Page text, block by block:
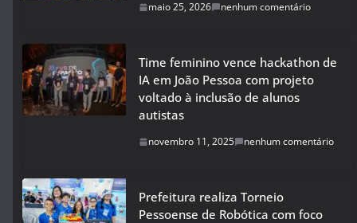
maio 25, 2026 nenhum comentário
Time feminino vence hackathon de
IA em João Pessoa com projeto
voltado à inclusão de alunos
autistas
novembro 11, 2025 nenhum comentário
Prefeitura realiza Torneio
Pessoense de Robótica com foco